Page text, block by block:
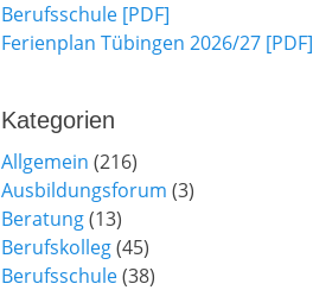
Berufsschule [PDF]
Ferienplan Tübingen 2026/27 [PDF]
Kategorien
Allgemein (216)
Ausbildungsforum (3)
Beratung(13)
Berufskolleg(45)
Berufsschule(38)